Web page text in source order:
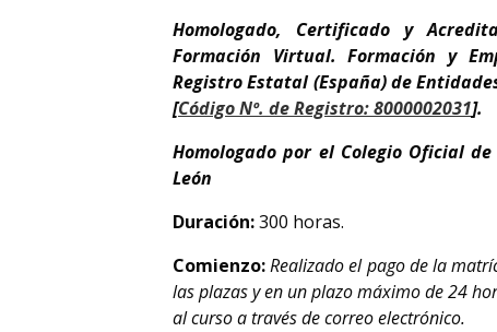
Homologado, Certificado y
Formación Virtual. Formación y
Registro Estatal (España) de
[Código Nº. de Registro: 8000002031].
Homologado por el Colegio Oficial
León
Duración:300 horas.
Comienzo:Realizado el pago de la
las plazas y en un plazo máximo de 24
al curso a través de correo electrónico.